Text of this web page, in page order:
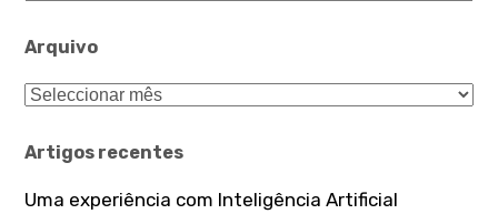
Arquivo
Arquivo
Artigos recentes
Uma experiência com Inteligência Artificial